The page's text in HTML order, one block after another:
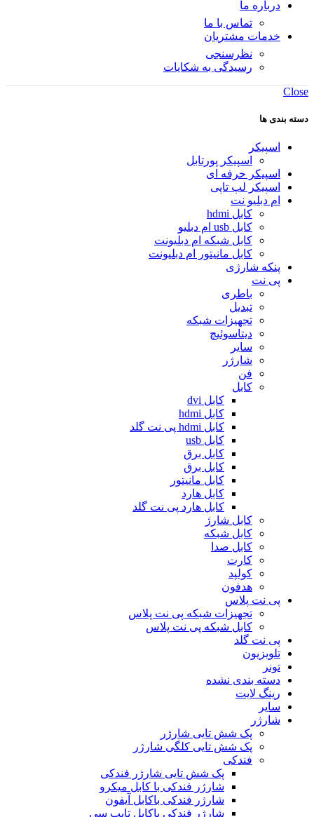
درباره ما
تماس با ما
خدمات مشتریان
نظرسنجی
رسیدگی به شکایات
Close
دسته بندی ها
اسپیکر
اسپیکر پورتابل
اسپیکر حرفه ای
اسپیکر لپ تاپی
ام دبلیو نت
کابل hdmi
کابل usb ام دبلیو
کابل شبکه ام دبلیونت
کابل مانیتور ام دبلیونت
پنکه شارژی
پی نت
باطری
تبدیل
تجهیزات شبکه
دیتاسوئیچ
سایر
شارژر
فن
کابل
کابل dvi
کابل hdmi
کابل hdmi پی نت گلد
کابل usb
کابل برق
کابل برق
کابل مانیتور
کابل هارد
کابل هارد پی نت گلد
کابل شارژ
کابل شبکه
کابل صدا
کارت
کولپد
هدفون
پی نت پلاس
تجهیزات شبکه پی نت پلاس
کابل شبکه پی نت پلاس
پی نت گلد
تلویزیون
تونر
دسته بندی نشده
رینگ لایت
سایر
شارژر
پک شش تایی شارژر
پک شش تایی کلگی شارژر
فندکی
پک شش تایی شارژر فندکی
شارژر فندکی با کابل میکرو
شارژر فندکی باکابل آیفون
شارژر فندکی باکابل تایپ سی